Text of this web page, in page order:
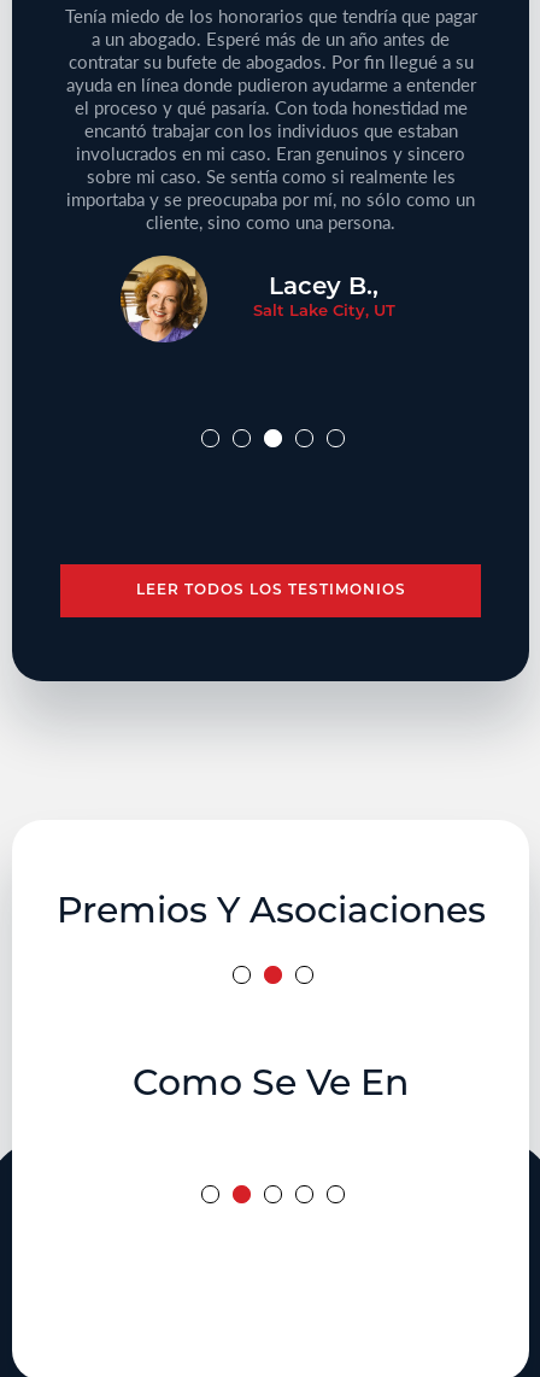
Tenía miedo de los honorarios que tendría que pagar
a un abogado. Esperé más de un año antes de
contratar su bufete de abogados. Por fin llegué a su
ayuda en línea donde pudieron ayudarme a entender
el proceso y qué pasaría. Con toda honestidad me
encantó trabajar con los individuos que estaban
involucrados en mi caso. Eran genuinos y sincero
sobre mi caso. Se sentía como si realmente les
importaba y se preocupaba por mí, no sólo como un
cliente, sino como una persona.
Lacey B.,
Salt Lake City, UT
LEER TODOS LOS TESTIMONIOS
Premios Y Asociaciones
Como Se Ve En